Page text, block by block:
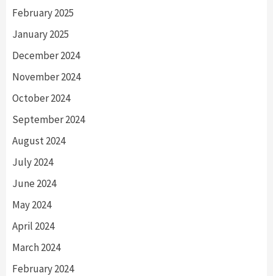
February 2025
January 2025
December 2024
November 2024
October 2024
September 2024
August 2024
July 2024
June 2024
May 2024
April 2024
March 2024
February 2024